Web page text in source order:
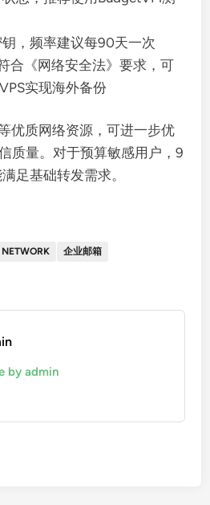
，频率建议每90天一次
合《网络安全法》要求，可
实现海外备份
优质网络资源，可进一步优
质量。对于预算敏感用户，9
足基础转发需求。
企业邮箱
by admin